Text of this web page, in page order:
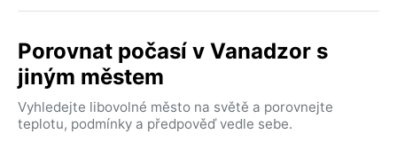
Porovnat počasí v Vanadzor s
jiným městem
Vyhledejte libovolné město na světě a porovnejte
teplotu, podmínky a předpověď vedle sebe.